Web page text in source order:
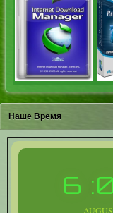
Наше Время
6 :